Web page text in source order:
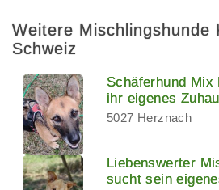
Weitere Mischlingshunde
Schweiz
Schäferhund Mix
ihr eigenes
5027 Herznach
Liebenswerter
sucht sein